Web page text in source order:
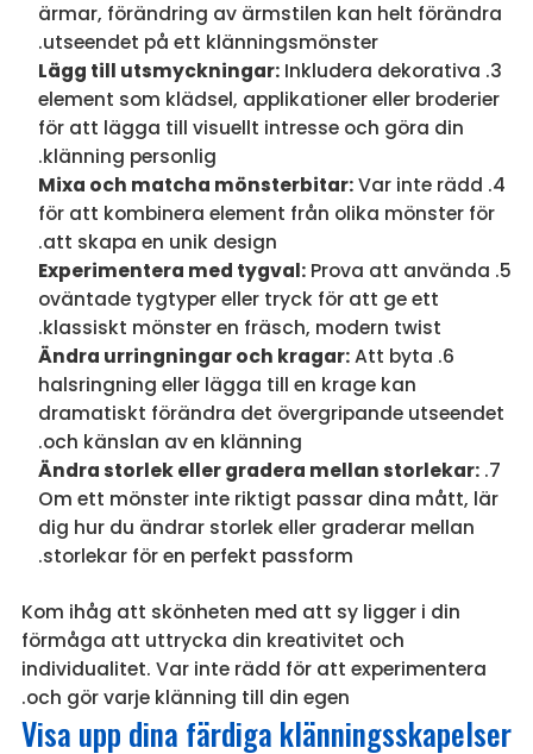
ärmar, förändring av ärmstilen kan helt förändra
utseendet på ett klänningsmönster.
Lägg till utsmyckningar:Inkludera dekorativa
element som klädsel, applikationer eller broderier
för att lägga till visuellt intresse och göra din
klänning personlig.
Mixa och matcha mönsterbitar:Var inte rädd
för att kombinera element från olika mönster för
att skapa en unik design.
Experimentera med tygval:Prova att använda
oväntade tygtyper eller tryck för att ge ett
klassiskt mönster en fräsch, modern twist.
Ändra urringningar och kragar:Att byta
halsringning eller lägga till en krage kan
dramatiskt förändra det övergripande utseendet
och känslan av en klänning.
Ändra storlek eller gradera mellan storlekar:
Om ett mönster inte riktigt passar dina mått, lär
dig hur du ändrar storlek eller graderar mellan
storlekar för en perfekt passform.
Kom ihåg att skönheten med att sy ligger i din
förmåga att uttrycka din kreativitet och
individualitet. Var inte rädd för att experimentera
och gör varje klänning till din egen.
Visa upp dina färdiga klänningsskapelser